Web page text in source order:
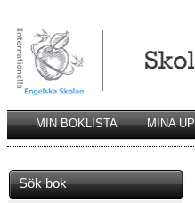
MIN BOKLISTA MINA
Sök bok